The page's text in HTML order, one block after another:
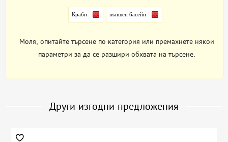
Краби външен басейн
Моля, опитайте търсене по категория или премахнете някои
параметри за да се разшири обхвата на търсене.
Други изгодни предложения